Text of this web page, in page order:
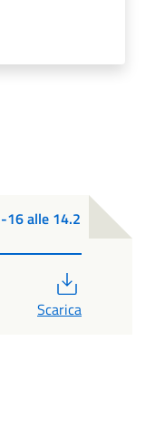
16 alle 14.2
Scarica